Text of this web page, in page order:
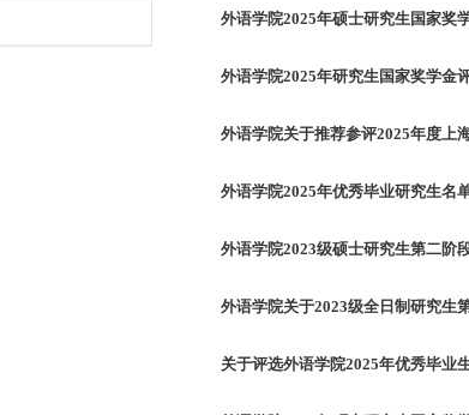
外语学院2025年硕士研究生国家奖
外语学院2025年研究生国家奖学金
外语学院关于推荐参评2025年度上
外语学院2025年优秀毕业研究生名
外语学院2023级硕士研究生第二阶
外语学院关于2023级全日制研究生
关于评选外语学院2025年优秀毕业